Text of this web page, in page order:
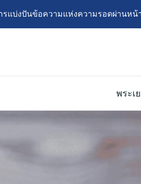
แบ่งปันข้อความแห่งความรอดผ่านหน้
พระเ